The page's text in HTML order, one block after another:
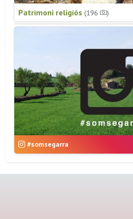
Patrimoni religiós (196 )
#somsegarra